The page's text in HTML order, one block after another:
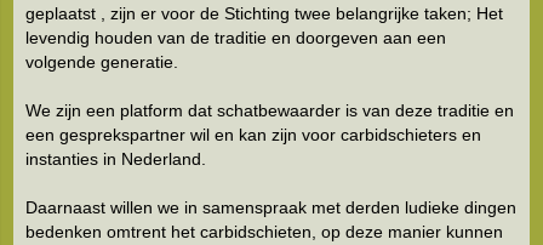
geplaatst , zijn er voor de Stichting twee belangrijke taken; Het
levendig houden van de traditie en doorgeven aan een
volgende generatie.
We zijn een platform dat schatbewaarder is van deze traditie en
een gesprekspartner wil en kan zijn voor carbidschieters en
instanties in Nederland.
Daarnaast willen we in samenspraak met derden ludieke dingen
bedenken omtrent het carbidschieten, op deze manier kunnen